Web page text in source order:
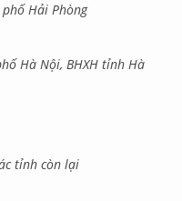
Hải Phòng
Hà Nội, BHXH tỉnh Hà
tỉnh còn lại